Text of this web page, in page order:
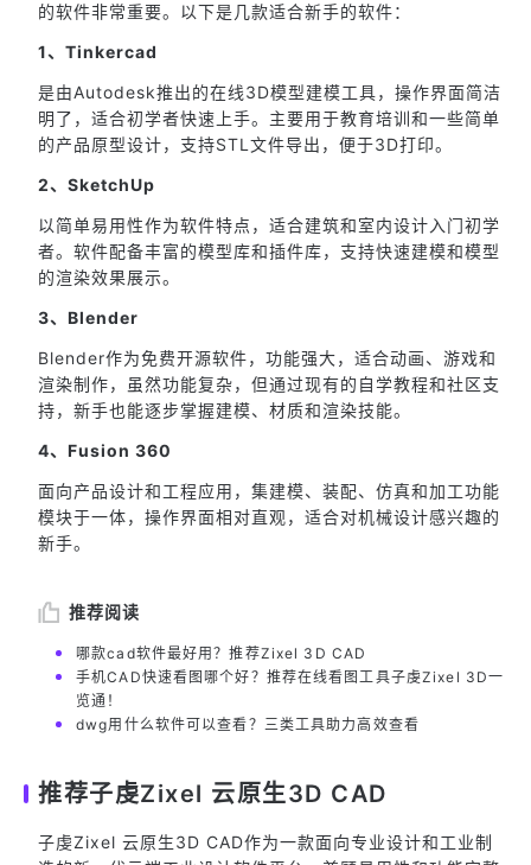
的软件非常重要。以下是几款适合新手的软件：
1、Tinkercad
是由Autodesk推出的在线3D模型建模工具，操作界面简洁
明了，适合初学者快速上手。主要用于教育培训和一些简单
的产品原型设计，支持STL文件导出，便于3D打印。
2、SketchUp
以简单易用性作为软件特点，适合建筑和室内设计入门初学
者。软件配备丰富的模型库和插件库，支持快速建模和模型
的渲染效果展示。
3、Blender
Blender作为免费开源软件，功能强大，适合动画、游戏和
渲染制作，虽然功能复杂，但通过现有的自学教程和社区支
持，新手也能逐步掌握建模、材质和渲染技能。
4、Fusion 360
面向产品设计和工程应用，集建模、装配、仿真和加工功能
模块于一体，操作界面相对直观，适合对机械设计感兴趣的
新手。
推荐阅读
哪款cad软件最好用？推荐Zixel 3D CAD
手机CAD快速看图哪个好？推荐在线看图工具子虔Zixel 3D一
览通！
dwg用什么软件可以查看？三类工具助力高效查看
推荐子虔Zixel 云原生3D CAD
子虔Zixel 云原生3D CAD作为一款面向专业设计和工业制